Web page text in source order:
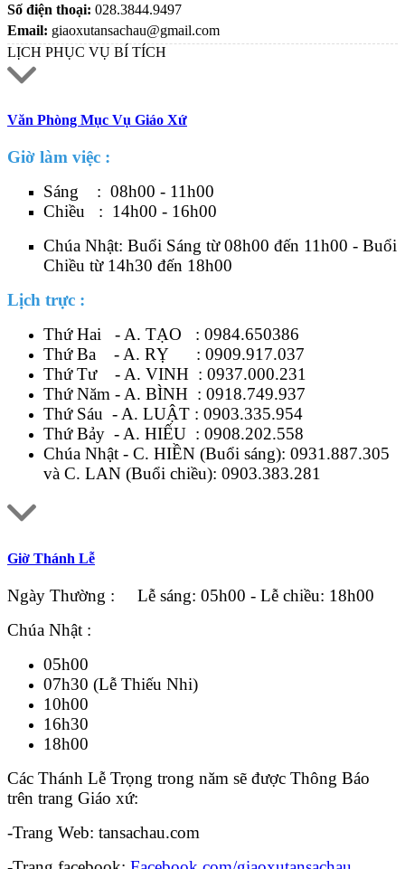
Số điện thoại: 028.3844.9497
Email: giaoxutansachau@gmail.com
LỊCH PHỤC VỤ BÍ TÍCH
Văn Phòng Mục Vụ Giáo Xứ
Giờ làm việc :
Sáng : 08h00 - 11h00
Chiều : 14h00 - 16h00
Chúa Nhật: Buổi Sáng từ 08h00 đến 11h00 - Buổi
Chiều từ 14h30 đến 18h00
Lịch trực :
Thứ Hai - A. TẠO : 0984.650386
Thứ Ba - A. RỴ : 0909.917.037
Thứ Tư - A. VINH : 0937.000.231
Thứ Năm - A. BÌNH : 0918.749.937
Thứ Sáu - A. LUẬT : 0903.335.954
Thứ Bảy - A. HIẾU : 0908.202.558
Chúa Nhật - C. HIỀN (Buổi sáng): 0931.887.305
và C. LAN (Buổi chiều): 0903.383.281
Giờ Thánh Lễ
Ngày Thường : Lễ sáng: 05h00 - Lễ chiều: 18h00
Chúa Nhật :
05h00
07h30 (Lễ Thiếu Nhi)
10h00
16h30
18h00
Các Thánh Lễ Trọng trong năm sẽ được Thông Báo
trên trang Giáo xứ:
-Trang Web: tansachau.com